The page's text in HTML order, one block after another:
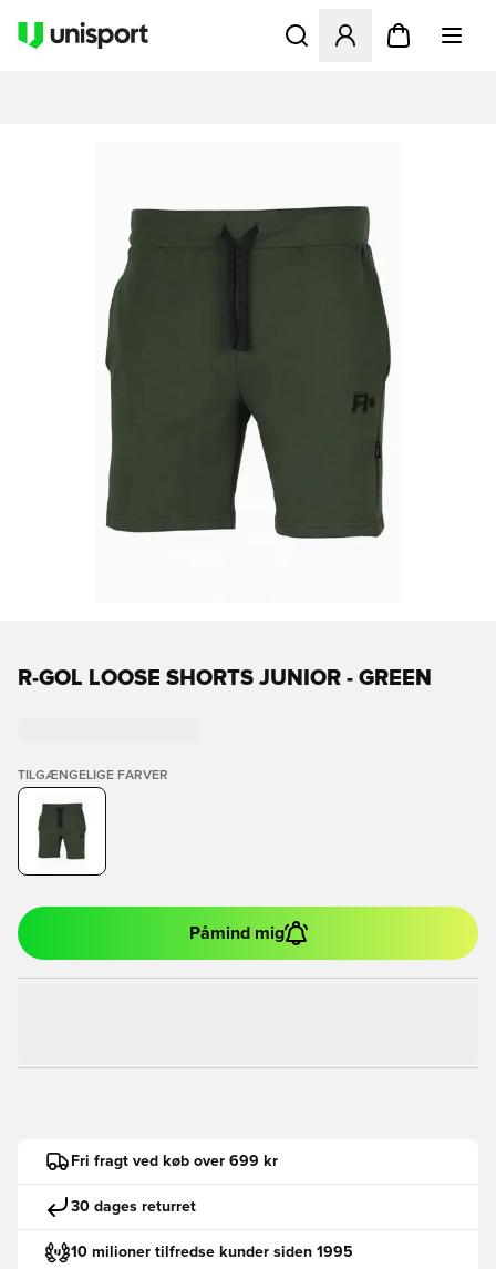
Åbner en Modal til at
R-GOL LOOSE SHORTS JUNIOR - GREEN
TILGÆNGELIGE FARVER
Påmind mig
Fri fragt ved køb over 699 kr
30 dages returret
10 milioner tilfredse kunder siden 1995